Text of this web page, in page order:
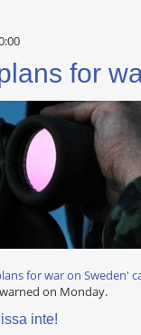
for
for war on Sweden'
on Monday.
inte!